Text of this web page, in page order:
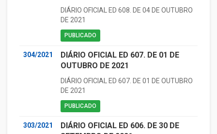
DIÁRIO OFICIAL ED 608. DE 04 DE OUTUBRO
DE 2021
PUBLICADO
304/2021
DIÁRIO OFICIAL ED 607. DE 01 DE
OUTUBRO DE 2021
DIÁRIO OFICIAL ED 607. DE 01 DE OUTUBRO
DE 2021
PUBLICADO
303/2021
DIÁRIO OFICIAL ED 606. DE 30 DE